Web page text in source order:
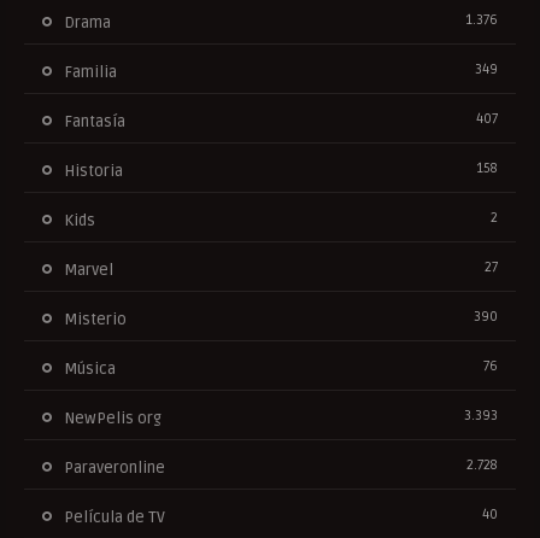
Drama 1.376
Familia 349
Fantasía 407
Historia 158
Kids 2
Marvel 27
Misterio 390
Música 76
NewPelis org 3.393
Paraveronline 2.728
Película de TV 40